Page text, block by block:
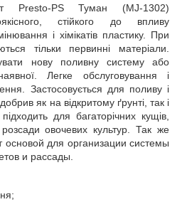
Presto-PS Туман (MJ-1302)
стійкого до впливу
і хімікатів пластику. При
тільки первинні матеріали.
нову поливну систему або
Легке обслуговування і
Застосовується для поливу і
як на відкритому ґрунті, так і
для багаторічних кущів,
овочевих культур. Так же
основой для организации системы
и рассады.